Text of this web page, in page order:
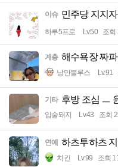
이슈 민주당 지지
하루5프로 Lv.50 조회
계층 해수욕장 짜
낭만블루스 Lv.91
기타 후방 조심 ㅡ
입술돼지 Lv.43 조회
연예 하츠투하츠
치킨 Lv.99 조회